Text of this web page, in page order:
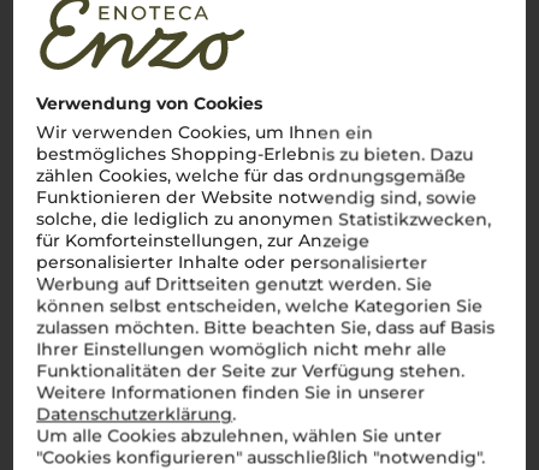
Verwendung von Cookies
Wir verwenden Cookies, um Ihnen ein
bestmögliches Shopping-Erlebnis zu bieten. Dazu
zählen Cookies, welche für das ordnungsgemäße
Funktionieren der Website notwendig sind, sowie
solche, die lediglich zu anonymen Statistikzwecken,
für Komforteinstellungen, zur Anzeige
personalisierter Inhalte oder personalisierter
Werbung auf Drittseiten genutzt werden. Sie
können selbst entscheiden, welche Kategorien Sie
zulassen möchten. Bitte beachten Sie, dass auf Basis
Ihrer Einstellungen womöglich nicht mehr alle
Funktionalitäten der Seite zur Verfügung stehen.
Weitere Informationen finden Sie in unserer
Datenschutzerklärung.
Um alle Cookies abzulehnen, wählen Sie unter
"Cookies konfigurieren" ausschließlich "notwendig".
Vom Benediktinerkloster zur Weinikone Apuliens
wilden Landschaften des Murgia-Naturparks, liegt das
Weingut
Torrevento. Seit den 1940er Jahren bringt das
Weingut die Essenz Süditaliens ins Glas. Einst ein
Benediktinerkloster, strahlt das historische Anwesen eine
besondere Atmosphäre aus, die die tiefe Verbindung zur
Region unterstreicht. Hier, wo der trockene Wind die Reben
fordert, gedeihen autochthone Rebsorten wie Nero di Troia
undPrimitivo. Mit einer klaren Philosophie der Nachhaltigkeit
und Leidenschaft für das Handwerk entstehen bei
Torrevento Weine, die den einzigartigen Geschmack
Apuliens verkörpern – kraftvoll, charakterstark und immer
autentico.
Mehr Weine von Torrevento